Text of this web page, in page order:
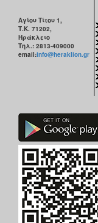
Αγίου Τίτου 1,
Τ.Κ. 71202,
Ηράκλειο
Τηλ.: 2813-409000
email:info@heraklion.gr